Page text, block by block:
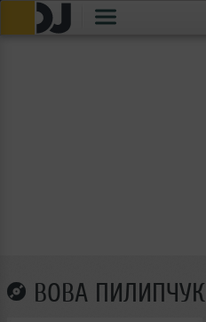
ВОВА ПИЛИПЧУК